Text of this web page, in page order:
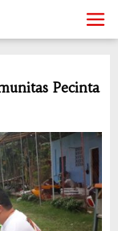
Pecinta